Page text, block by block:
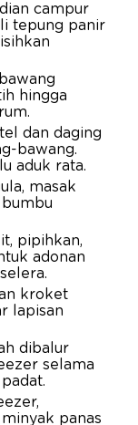
campur
tepung panir
hingga
dan daging
bawang.
aduk rata.
masak
pipihkan,
adonan
kroket
lapisan
dibalur
selama
panas